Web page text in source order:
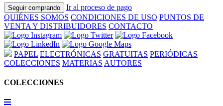
Seguir comprando
Ir al proceso de pago
QUIÉNES SOMOS CONDICIONES DE USO PUNTOS DE
VENTA Y DISTRIBUIDORES CONTACTO
PAPEL ELECTRÓNICAS GRATUITAS PERIÓDICAS
COLECCIONES MATERIAS AUTORES
COLECCIONES